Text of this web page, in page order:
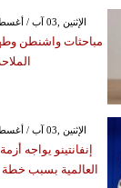
GMT 14:35 2026 الإثنين ,03 آب / أغسطس
مباحثات واشنطن
GMT 10:18 2026 الإثنين ,03 آب / أغسطس
إنفانتينو يواجه
العالمية بسبب